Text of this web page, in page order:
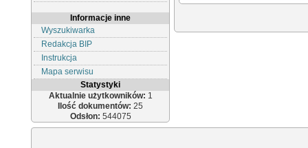
Informacje inne
Wyszukiwarka
Redakcja BIP
Instrukcja
Mapa serwisu
Statystyki
Aktualnie użytkowników: 1
Ilość dokumentów: 25
Odsłon: 544075